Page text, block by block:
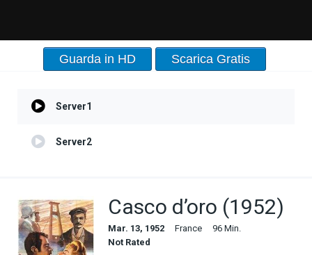
Guarda in HD Scarica Gratis
Server1
Server2
Casco d’oro (1952)
Mar. 13, 1952 France
96 Min.
Not Rated